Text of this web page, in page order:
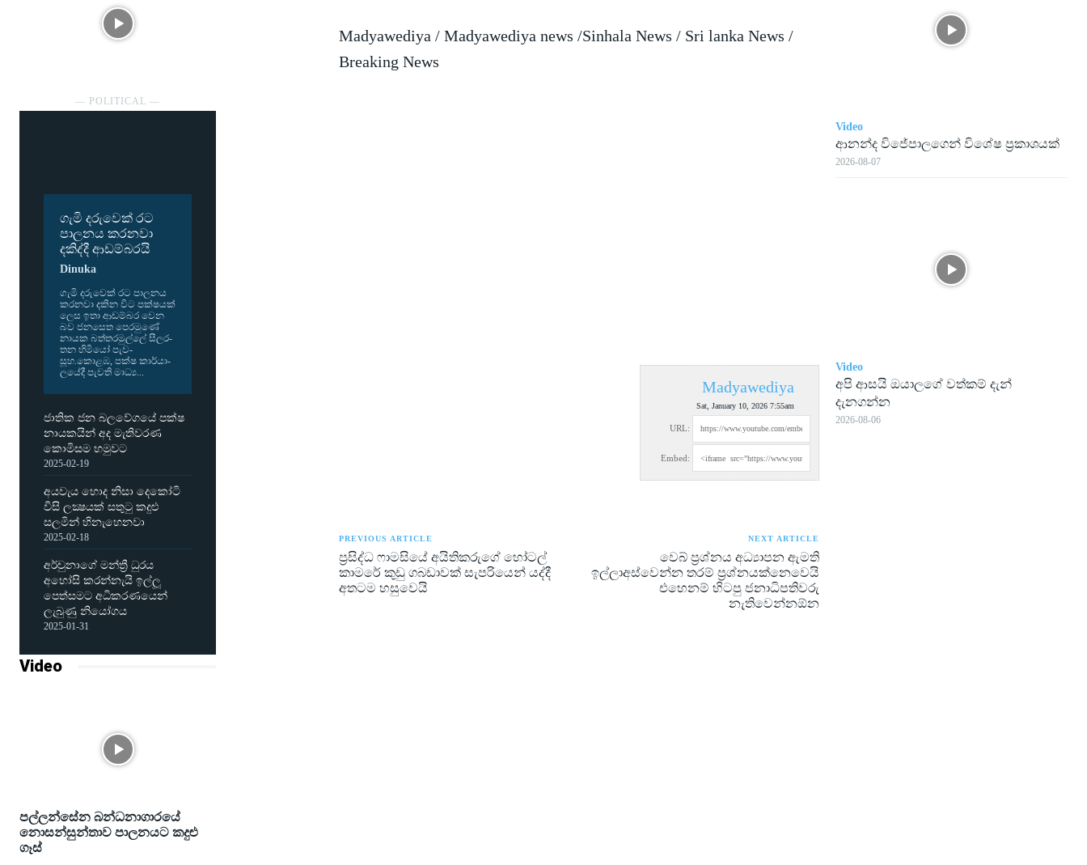
― POLITICAL ―
ගැමි දරුවෙක් රට
පාලනය කරනවා
දකිද්දී ආඩම්බරයි
Dinuka
ගැමි දරු­වෙක් රට පාල­නය
කර­නවා දකින විට පක්ෂ­යක්
ලෙස ඉතා ආඩ­ම්බර වෙන
බව ජන­සෙත පෙර­මුණේ
නායක බත්ත­ර­මුල්ලේ සීල­ර­
තන හිමියෝ පැව­
සූහ.කොළඹ, පක්ෂ කාර්යා­
ල­යේදී පැවති මාධ්‍ය...
ජාතික ජන බලවේගයේ පක්ෂ
නායකයින් අද මැතිවරණ
කොමිසම හමුවට
2025-02-19
අයවැය හොද නිසා දෙකෝටි
විසි ලක්‍ෂයක් සතුටු කදුළු
සලමින් හිනැහෙනවා
2025-02-18
අර්චුනාගේ මන්ත්‍රී ධුරය
අහෝසි කරන්නැයි ඉල්ලූ
පෙත්සමට අධිකරණයෙන්
ලැබුණු නියෝගය
2025-01-31
Video
පල්ලන්සේන බන්ධනාගාරයේ
නොසන්සුන්තාව පාලනයට කදුළු
ගෑස්
Madyawediya / Madyawediya news /Sinhala News / Sri lanka News /
Breaking News
Madyawediya
Sat, January 10, 2026 7:55am
URL:
Embed:
PREVIOUS ARTICLE
ප්‍රසිද්ධ ෆාමසියේ අයිතිකරුගේ හෝටල්
කාමරේ කුඩු ගබඩාවක් සැපරියෙන් යද්දී
අතටම හසුවෙයි
NEXT ARTICLE
වෙබ් ප්‍රශ්නය අධ්‍යාපන ඇමති
ඉල්ලාඅස්වෙන්න තරම් ප්‍රශ්නයක්නෙවෙයි
එහෙනම් හිටපු ජනාධිපතිවරු
නැතිවෙන්නඕන
Video
ආනන්ද විජේපාලගෙන් විශේෂ ප්‍රකාශයක්
2026-08-07
Video
අපි ආසයි ඔයාලගේ වත්කම් දැන්
දැනගන්න
2026-08-06